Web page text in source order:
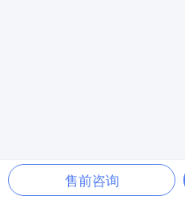
售前咨询